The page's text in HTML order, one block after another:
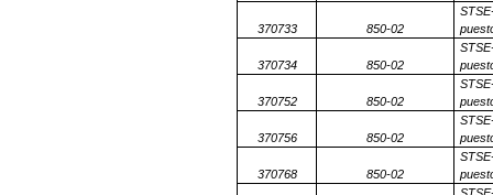
370733 850-02
370734 850-02
370752 850-02
370756 850-02
370768 850-02